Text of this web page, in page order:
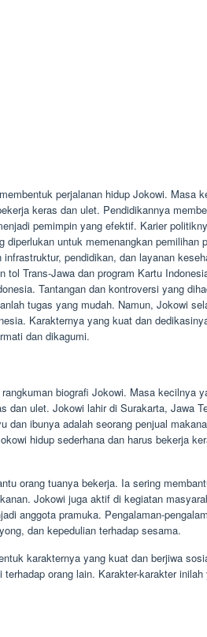
perjalanan hidup Jokowi. Masa
keras dan ulet. Pendidikannya
pemimpin yang efektif. Karier
diperlukan untuk memenangkan pemilihan
pendidikan, dan layanan
tol Trans-Jawa dan program Kartu
Tantangan dan kontroversi yang
tugas yang mudah. Namun, Jokowi
Karakternya yang kuat dan
dan dikagumi.
biografi Jokowi. Masa kecilnya
dan ulet. Jokowi lahir di Surakarta, Jawa
dan ibunya adalah seorang penjual
hidup sederhana dan harus bekerja
orang tuanya bekerja. Ia sering
Jokowi juga aktif di kegiatan
anggota pramuka. Pengalaman-
dan kepedulian terhadap sesama.
karakternya yang kuat dan berjiwa
orang lain. Karakter-karakter